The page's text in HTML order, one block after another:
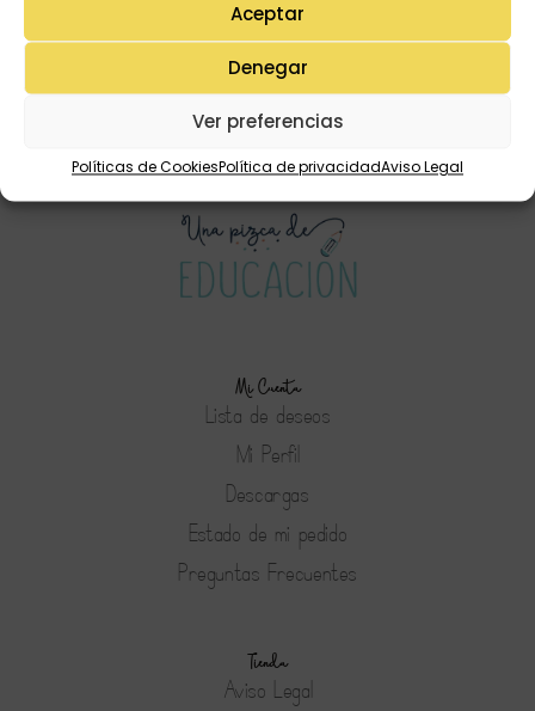
Aceptar
Denegar
Ver preferencias
Políticas de CookiesPolítica de privacidadAviso Legal
Mi Cuenta
Lista de deseos
Mi Perfil
Descargas
Estado de mi pedido
Preguntas Frecuentes
Tienda
Aviso Legal